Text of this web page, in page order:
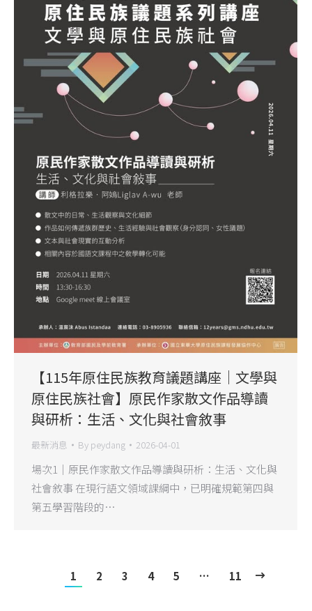
【115年原住民族教育議題講座｜文學與
原住民族社會】原民作家散文作品導讀
與研析：生活、文化與社會敘事
最新消息 By peydang 2026-04-01
場次1｜原民作家散文作品導讀與研析：生活、文化與
社會敘事 在現行語文領域課綱中，已明確規範第四與
第五學習階段的…
1 2 3 4 5 … 11